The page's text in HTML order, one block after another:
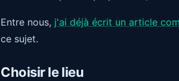
Entre nous, j'ai déjà écrit un article
ce sujet.
Choisir le lieu